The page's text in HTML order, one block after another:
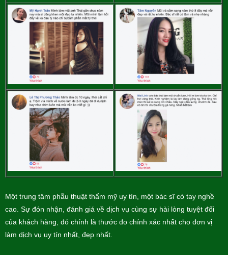
Một trung tâm phẫu thuật thẩm mỹ uy tín, một bác sĩ có tay nghề
cao. Sự đón nhận, đánh giá về dịch vụ cùng sự hài lòng tuyệt đối
của khách hàng, đó chính là thước đo chính xác nhất cho đơn vị
làm dịch vụ uy tín nhất, đẹp nhất.